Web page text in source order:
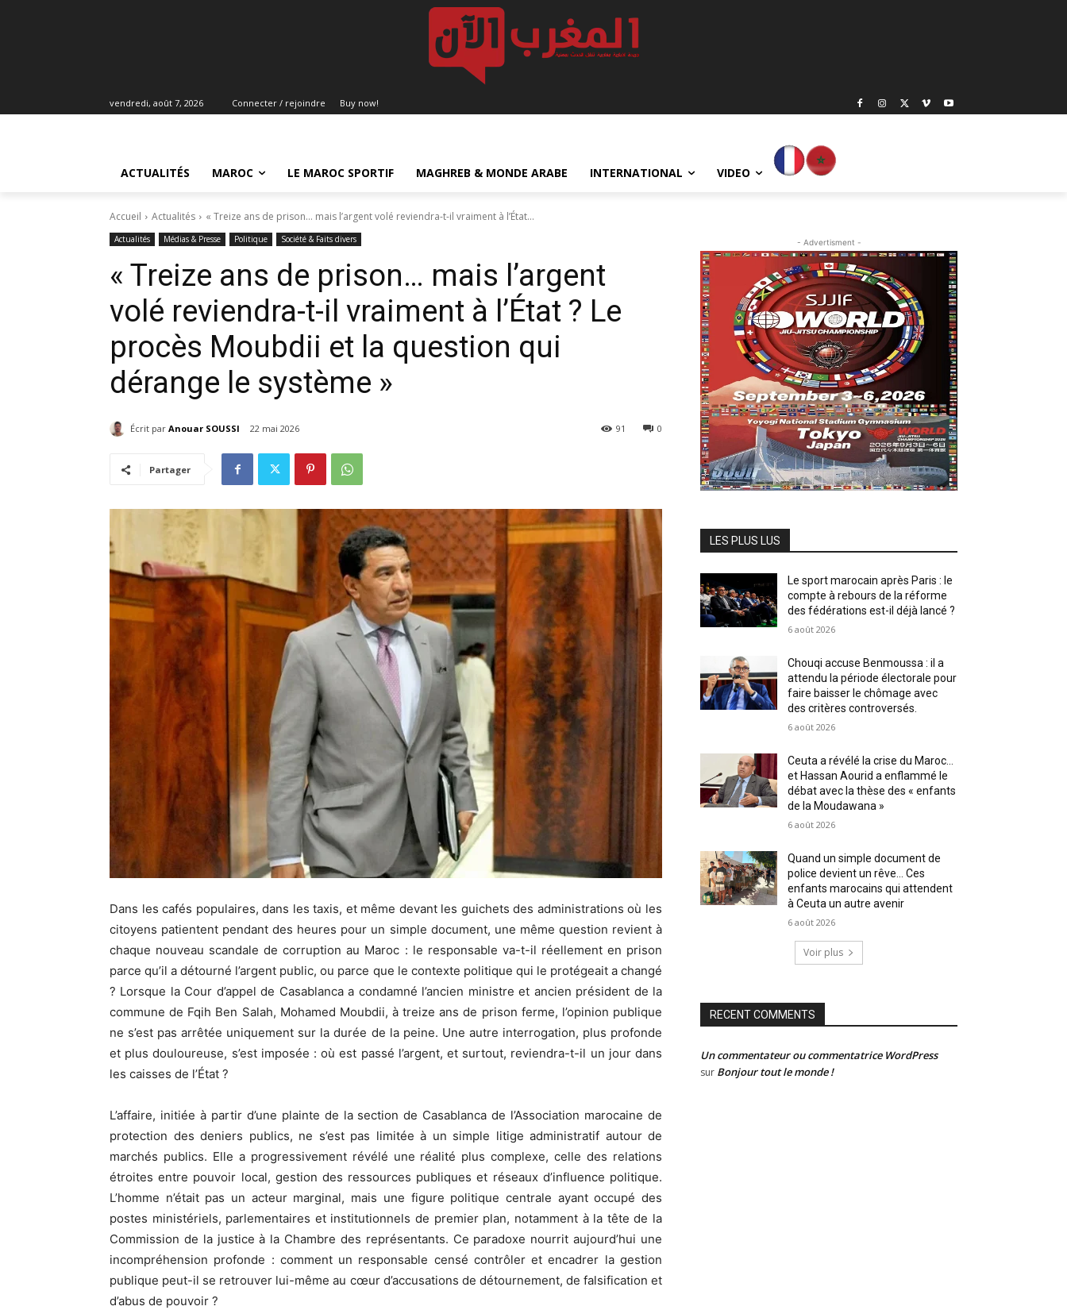
vendredi, août 7, 2026 Connecter / rejoindre Buy now!
ACTUALITÉS MAROC LE MAROC SPORTIF MAGHREB & MONDE ARABE INTERNATIONAL VIDEO
Accueil Actualités « Treize ans de prison… mais l’argent volé reviendra-t-il vraiment à l’État...
Actualités Médias & Presse Politique Société & Faits divers
« Treize ans de prison… mais l’argent
volé reviendra-t-il vraiment à l’État ? Le
procès Moubdii et la question qui
dérange le système »
Écrit par Anouar SOUSSI 22 mai 2026 0
91
Partager
Dans les cafés populaires, dans les taxis, et même devant les guichets des administrations où les
citoyens patientent pendant des heures pour un simple document, une même question revient à
chaque nouveau scandale de corruption au Maroc : le responsable va-t-il réellement en prison
parce qu’il a détourné l’argent public, ou parce que le contexte politique qui le protégeait a changé
? Lorsque la Cour d’appel de Casablanca a condamné l’ancien ministre et ancien président de la
commune de Fqih Ben Salah, Mohamed Moubdii, à treize ans de prison ferme, l’opinion publique
ne s’est pas arrêtée uniquement sur la durée de la peine. Une autre interrogation, plus profonde
et plus douloureuse, s’est imposée : où est passé l’argent, et surtout, reviendra-t-il un jour dans
les caisses de l’État ?
L’affaire, initiée à partir d’une plainte de la section de Casablanca de l’Association marocaine de
protection des deniers publics, ne s’est pas limitée à un simple litige administratif autour de
marchés publics. Elle a progressivement révélé une réalité plus complexe, celle des relations
étroites entre pouvoir local, gestion des ressources publiques et réseaux d’influence politique.
L’homme n’était pas un acteur marginal, mais une figure politique centrale ayant occupé des
postes ministériels, parlementaires et institutionnels de premier plan, notamment à la tête de la
Commission de la justice à la Chambre des représentants. Ce paradoxe nourrit aujourd’hui une
incompréhension profonde : comment un responsable censé contrôler et encadrer la gestion
publique peut-il se retrouver lui-même au cœur d’accusations de détournement, de falsification et
d’abus de pouvoir ?
- Advertisment -
LES PLUS LUS
Le sport marocain après Paris : le
compte à rebours de la réforme
des fédérations est-il déjà lancé ?
6 août 2026
Chouqi accuse Benmoussa : il a
attendu la période électorale pour
faire baisser le chômage avec
des critères controversés.
6 août 2026
Ceuta a révélé la crise du Maroc…
et Hassan Aourid a enflammé le
débat avec la thèse des « enfants
de la Moudawana »
6 août 2026
Quand un simple document de
police devient un rêve… Ces
enfants marocains qui attendent
à Ceuta un autre avenir
6 août 2026
Voir plus
RECENT COMMENTS
Un commentateur ou commentatrice WordPress
sur Bonjour tout le monde !